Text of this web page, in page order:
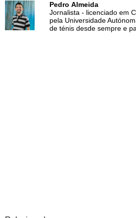
Pedro Almeida
Jornalista - licenciado em
pela Universidade
de ténis desde sempre e